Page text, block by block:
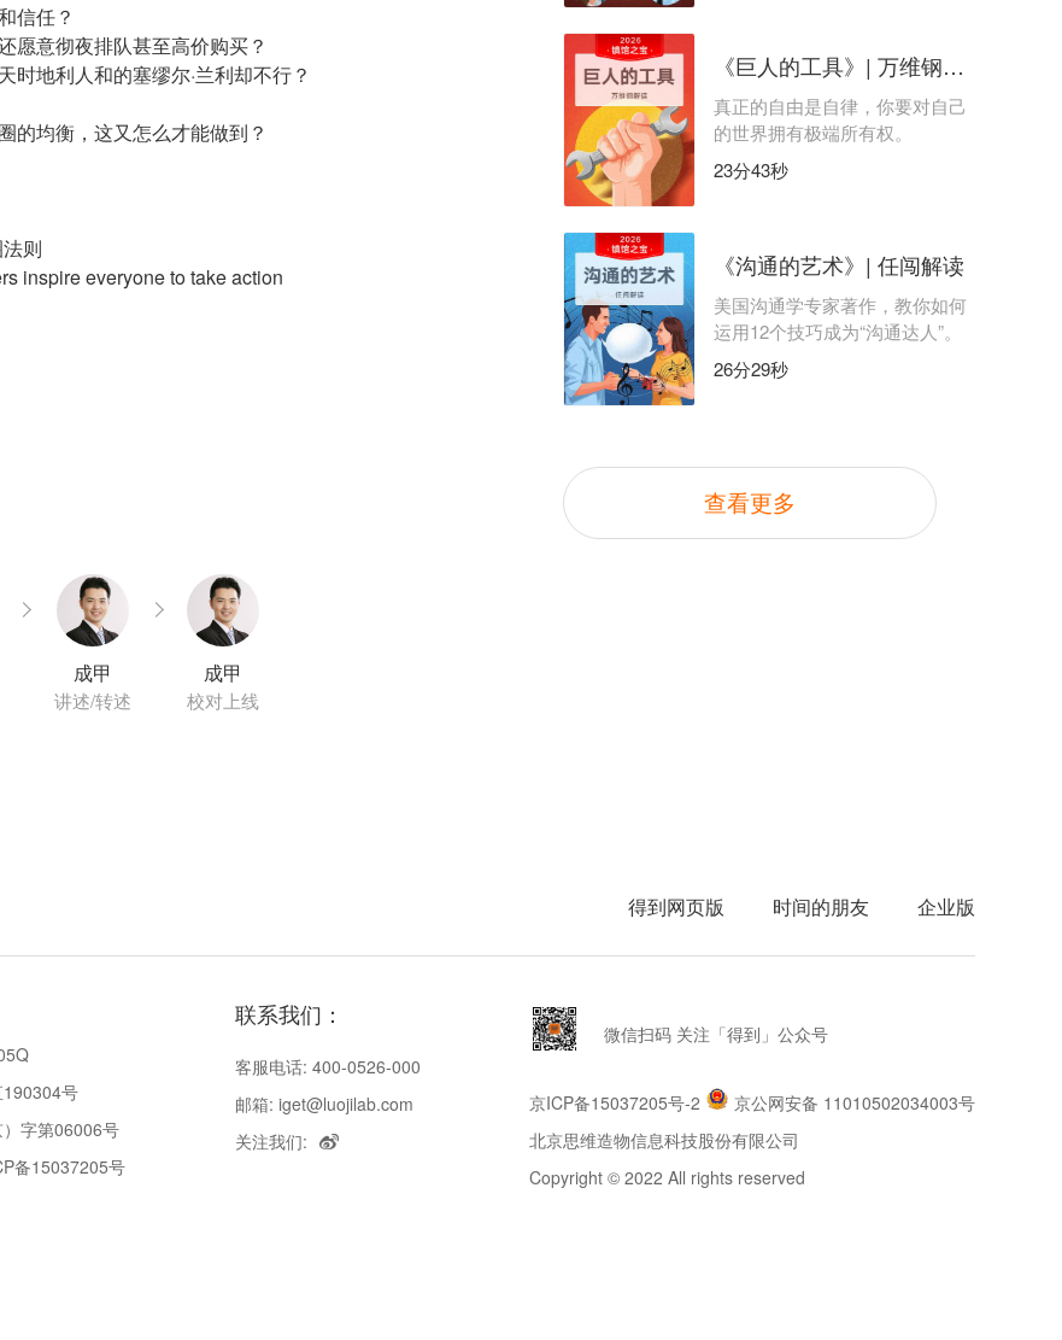
信任？
愿意彻夜排队甚至高价购买？
地利人和的塞缪尔·兰利却不行？
的均衡，这又怎么才能做到？
则
inspire everyone to take action
成甲
讲述/转述
成甲
校对上线
《巨人的工具》| 万维钢解读
真正的自由是自律，你要对自己
的世界拥有极端所有权。
23分43秒
《沟通的艺术》| 任闯解读
美国沟通学专家著作，教你如何
运用12个技巧成为“沟通达人”。
26分29秒
查看更多
得到网页版 时间的朋友 企业版
号
字第06006号
备15037205号
联系我们：
客服电话: 400-0526-000
邮箱: iget@luojilab.com
关注我们:
微信扫码 关注「得到」公众号
京ICP备15037205号-2
京公网安备 11010502034003号
北京思维造物信息科技股份有限公司
Copyright © 2022 All rights reserved